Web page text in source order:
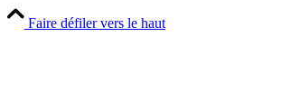
Faire défiler vers le haut